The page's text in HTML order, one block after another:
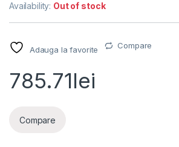
Availability: Out of stock
Adauga la favorite Compare
785.71lei
Compare